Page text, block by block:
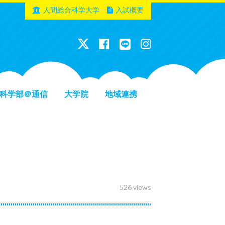
学部＠通信 大学院
地域連携
人間総合科学大学 入試概要
526 views